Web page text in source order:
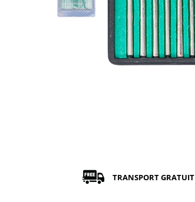
TRANSPORT GRATUIT